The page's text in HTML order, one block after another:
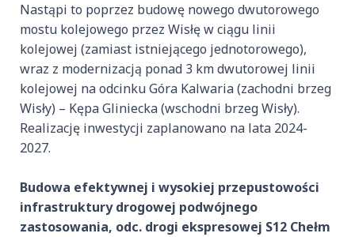
Nastąpi to poprzez budowę nowego dwutorowego
mostu kolejowego przez Wisłę w ciągu linii
kolejowej (zamiast istniejącego jednotorowego),
wraz z modernizacją ponad 3 km dwutorowej linii
kolejowej na odcinku Góra Kalwaria (zachodni brzeg
Wisły) – Kępa Gliniecka (wschodni brzeg Wisły).
Realizację inwestycji zaplanowano na lata 2024-
2027.
Budowa efektywnej i wysokiej przepustowości
infrastruktury drogowej podwójnego
zastosowania, odc. drogi ekspresowej S12 Chełm